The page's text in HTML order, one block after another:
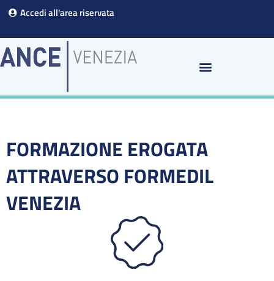
Vai
contenuto
Accedi all'area riservata
FORMAZIONE EROGATA
ATTRAVERSO FORMEDIL
VENEZIA